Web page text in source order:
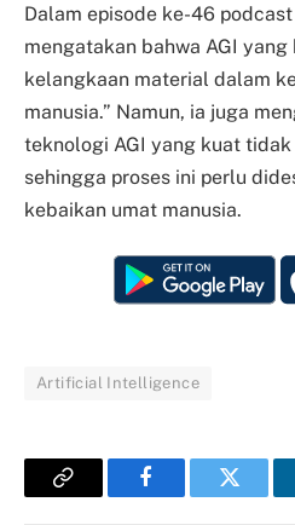
Dalam episode ke-46
mengatakan bahwa AGI
kelangkaan material dalam
manusia.” Namun, ia juga
teknologi AGI yang kuat
sehingga proses ini perlu
kebaikan umat manusia.
Artificial Intelligence
Copy
FacebookTwitter